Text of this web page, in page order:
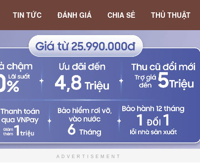
TIN TỨC ĐÁNH GIÁ CHIA SẺ THỦ THUẬT
ADVERTISEMENT